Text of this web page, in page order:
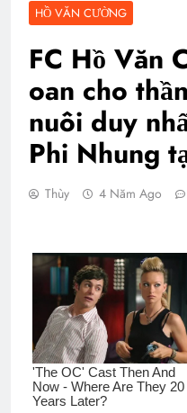
HỒ VĂN CƯỜNG
FC Hồ Văn
oan cho
nuôi duy
Phi Nhung
Thùy 4 Năm Ago